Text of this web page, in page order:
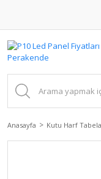
Anasayfa Kutu Harf Tabela